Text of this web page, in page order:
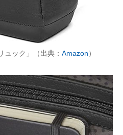
ュック」（出典： Amazon）